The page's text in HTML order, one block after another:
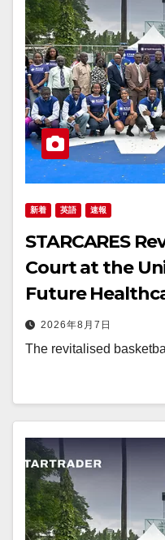
新着 英語 速報
STARCARES
Court at the
Future
2026年8月7日
The revitalised